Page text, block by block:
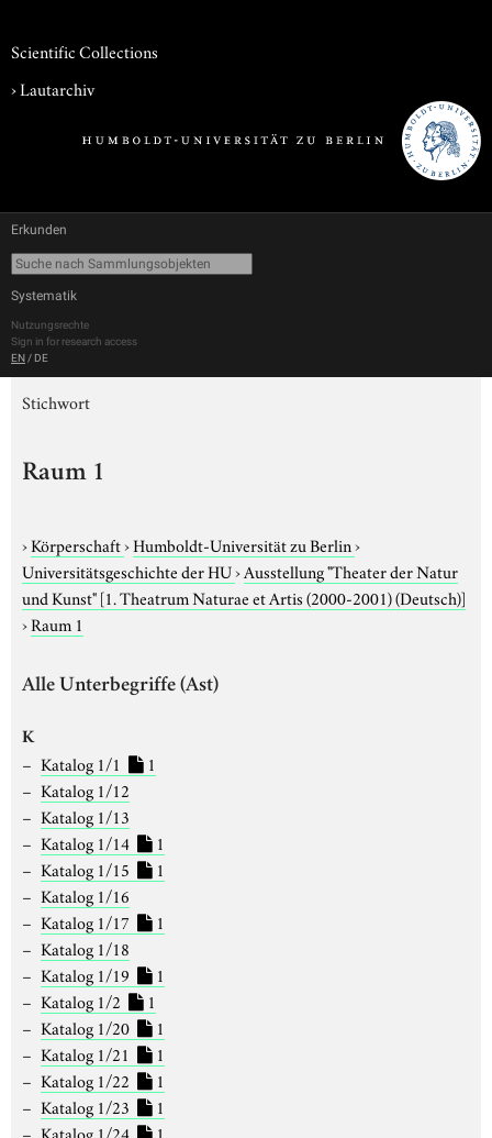
Scientific Collections
›Lautarchiv
Erkunden
Systematik
Nutzungsrechte
Sign in for research access
EN / DE
Stichwort
Raum 1
›Körperschaft›Humboldt-Universität zu Berlin›
Universitätsgeschichte der HU›Ausstellung "Theater der Natur
und Kunst"[1. Theatrum Naturae et Artis (2000-2001) (Deutsch)]
›Raum 1
Alle Unterbegriffe (Ast)
K
Katalog 1/1
1
Katalog 1/12
Katalog 1/13
Katalog 1/14
1
Katalog 1/15
1
Katalog 1/16
Katalog 1/17
1
Katalog 1/18
Katalog 1/19
1
Katalog 1/2
1
Katalog 1/20
1
Katalog 1/21
1
Katalog 1/22
1
Katalog 1/23
1
Katalog 1/24
1